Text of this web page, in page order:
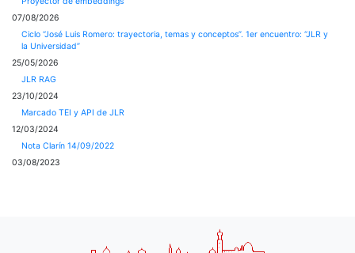
07/08/2026
Ciclo “José Luis Romero: trayectoria, temas y conceptos”. 1er encuentro: “JLR y
la Universidad”
25/05/2026
JLR RAG
23/10/2024
Marcado TEI y API de JLR
12/03/2024
Nota Clarín 14/09/2022
03/08/2023